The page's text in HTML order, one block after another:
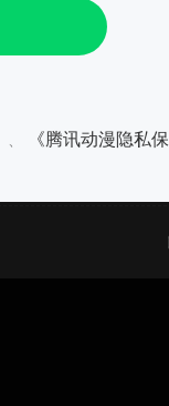
《腾讯动漫隐私保